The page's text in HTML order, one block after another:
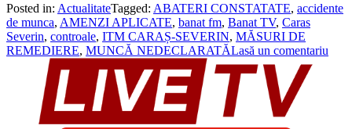
Posted in: ActualitateTagged: ABATERI CONSTATATE, accidente
de munca, AMENZI APLICATE, banat fm, Banat TV, Caras
Severin, controale, ITM CARAȘ-SEVERIN, MĂSURI DE
REMEDIERE, MUNCĂ NEDECLARATĂLasă un comentariu